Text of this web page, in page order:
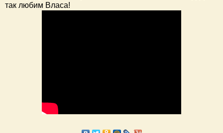
так любим Власа!